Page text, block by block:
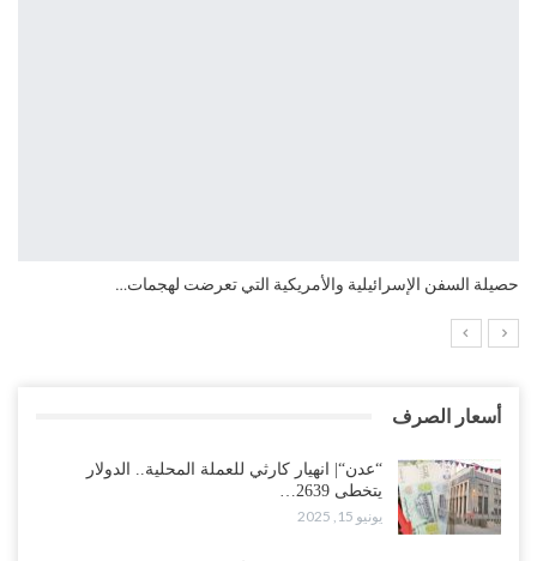
حصيلة السفن الإسرائيلية والأمريكية التي تعرضت لهجمات…
أسعار الصرف
“عدن“| انهيار كارثي للعملة المحلية.. الدولار
يتخطى 2639…
يونيو 15, 2025